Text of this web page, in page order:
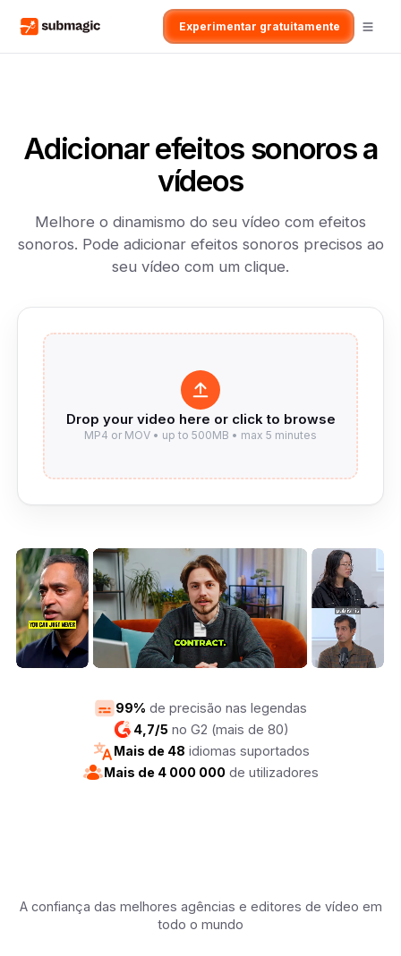
Experimentar gratuitamente
Adicionar efeitos sonoros a
vídeos
Melhore o dinamismo do seu vídeo com efeitos
sonoros. Pode adicionar efeitos sonoros precisos ao
seu vídeo com um clique.
99% de precisão nas legendas
4,7/5 no G2 (mais de 80)
Mais de 48 idiomas suportados
Mais de 4 000 000 de utilizadores
A confiança das melhores agências e editores de vídeo em
todo o mundo